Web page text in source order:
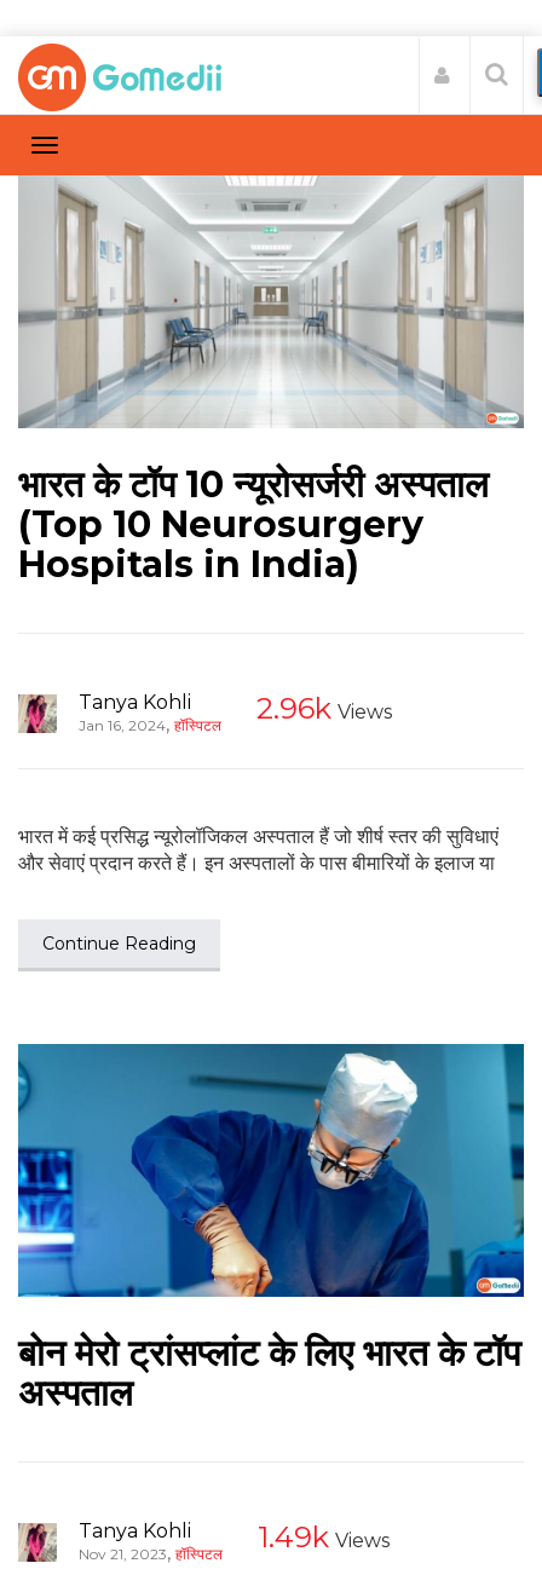
भारत के टॉप 10 न्यूरोसर्जरी अस्पताल
(Top 10 Neurosurgery
Hospitals in India)
Tanya Kohli
Jan 16, 2024, हॉस्पिटल 2.96k Views
भारत में कई प्रसिद्ध न्यूरोलॉजिकल अस्पताल हैं जो शीर्ष स्तर की सुविधाएं
और सेवाएं प्रदान करते हैं। इन अस्पतालों के पास बीमारियों के इलाज या
Continue Reading
बोन मेरो ट्रांसप्लांट के लिए भारत के टॉप
अस्पताल
Tanya Kohli
Nov 21, 2023, हॉस्पिटल 1.49k Views